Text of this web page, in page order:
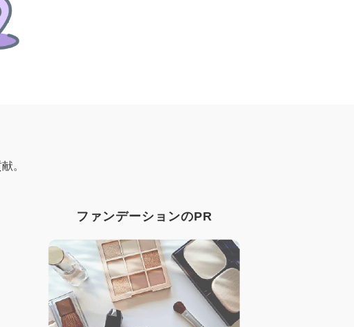
。
ファンデーションのPR